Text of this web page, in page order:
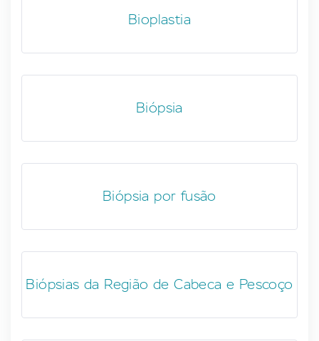
Bioplastia
Biópsia
Biópsia por fusão
Biópsias da Região de Cabeca e Pescoço